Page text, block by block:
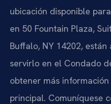
ubicación disponible
en 50 Fountain Plaza,
Buffalo, NY 14202,
servirlo en el Condado
obtener más
principal. Comuníquese